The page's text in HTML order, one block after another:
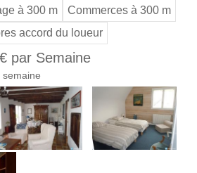
à 300 m
Commerces à 300 m
accord du loueur
par Semaine
semaine